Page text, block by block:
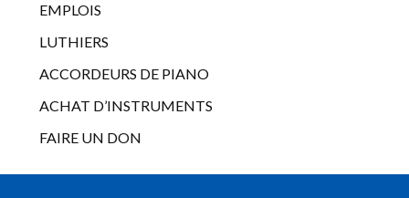
EMPLOIS
LUTHIERS
ACCORDEURS DE PIANO
ACHAT D’INSTRUMENTS
FAIRE UN DON